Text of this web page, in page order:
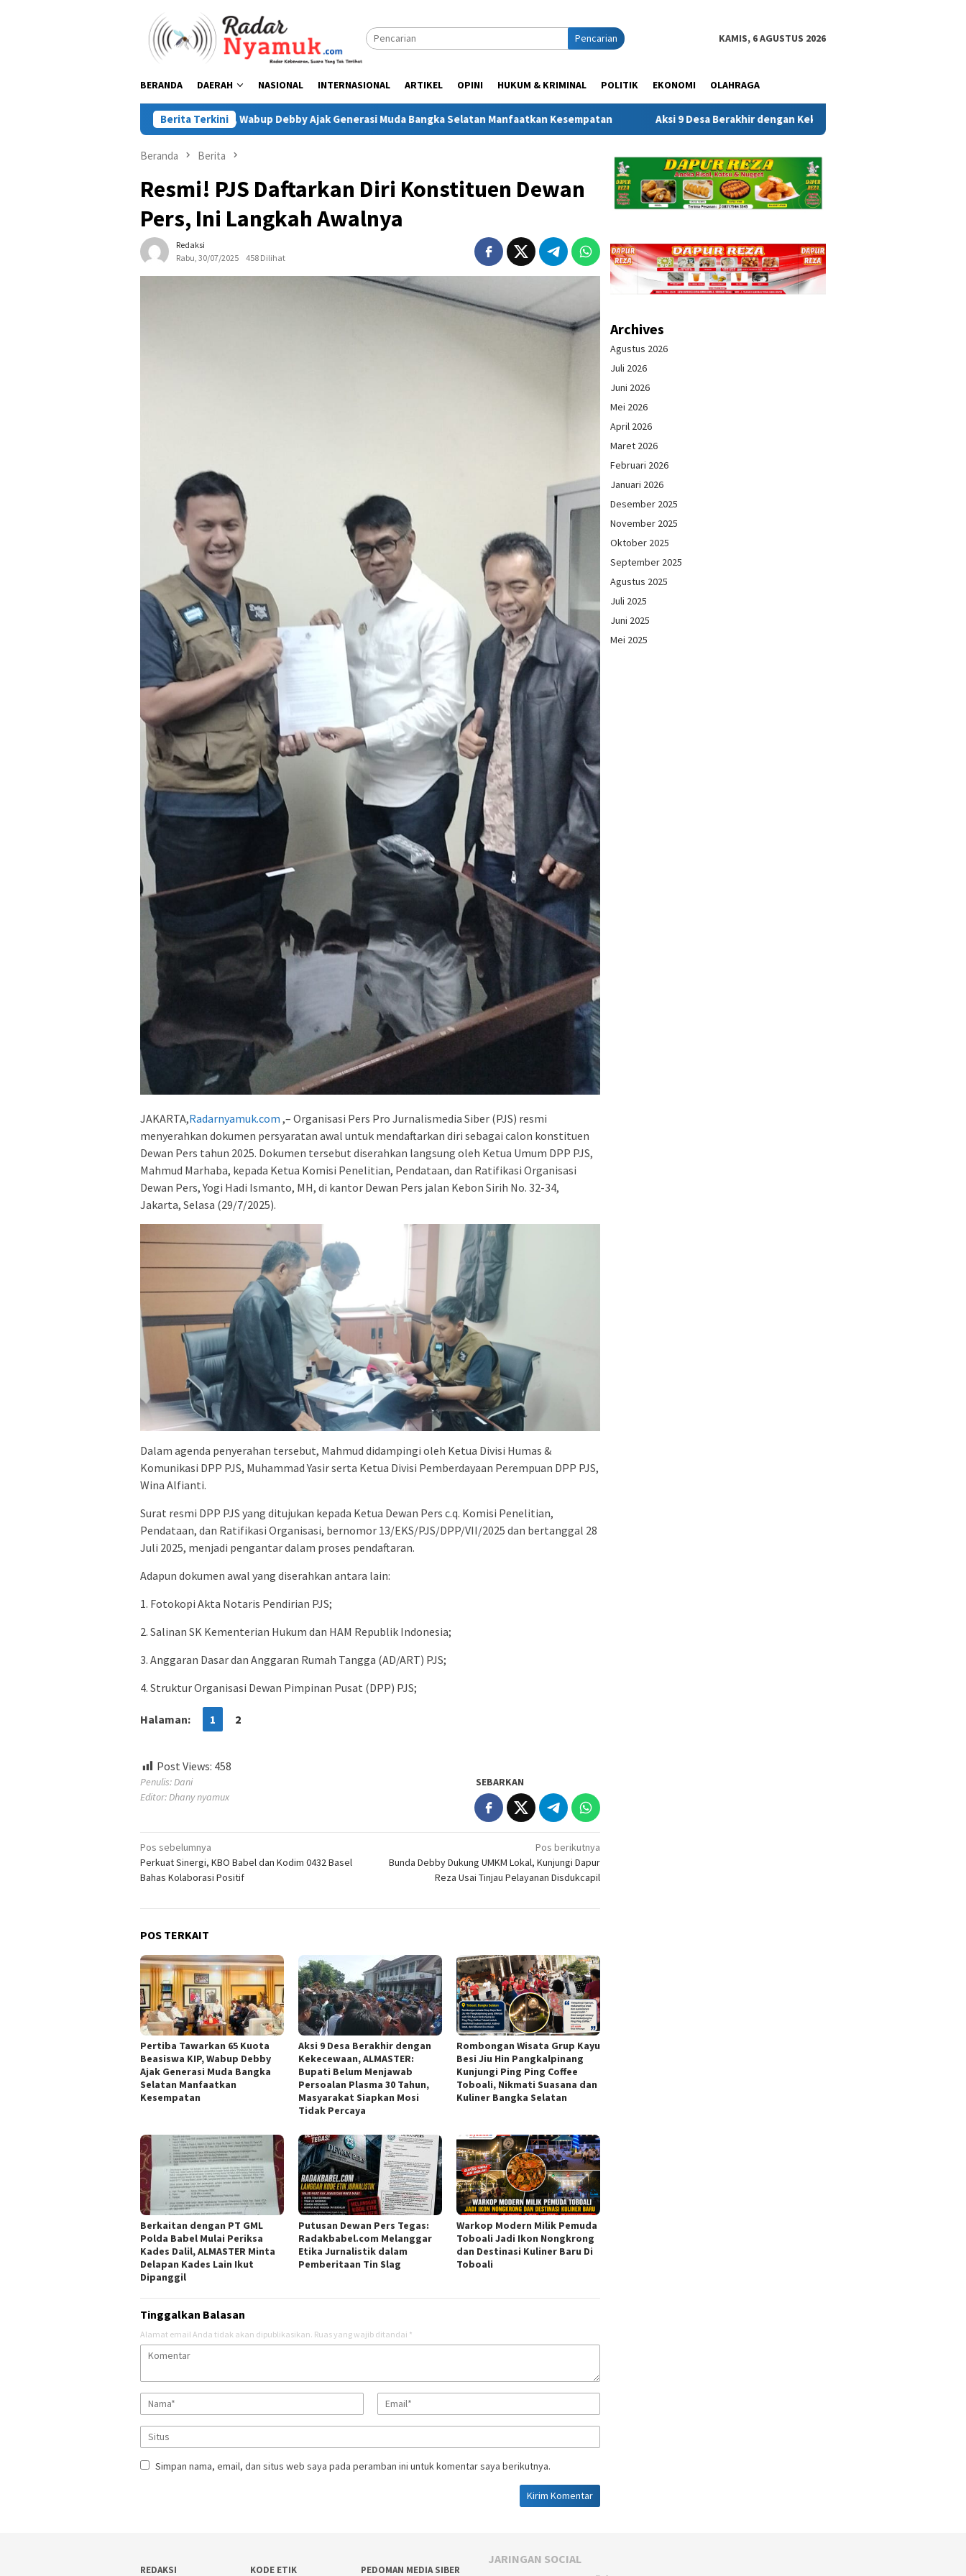
Pencarian KAMIS, 6 AGUSTUS 2026
BERANDA DAERAH NASIONAL INTERNASIONAL ARTIKEL OPINI HUKUM & KRIMINAL POLITIK EKONOMI OLAHRAGA
Berita Terkini
Kuota Beasiswa KIP, Wabup Debby Ajak Generasi Muda Bangka Selatan Manfaatkan Kesempatan Aksi 9 Desa Berakhir dengan Kekecewaan, ALMASTER: Bupati Belum Menjawab
Beranda Berita
Resmi! PJS Daftarkan Diri Konstituen Dewan
Pers, Ini Langkah Awalnya
Redaksi
Rabu, 30/07/2025
458 Dilihat
JAKARTA,Radarnyamuk.com ,– Organisasi Pers Pro Jurnalismedia Siber (PJS) resmi
menyerahkan dokumen persyaratan awal untuk mendaftarkan diri sebagai calon konstituen
Dewan Pers tahun 2025. Dokumen tersebut diserahkan langsung oleh Ketua Umum DPP PJS,
Mahmud Marhaba, kepada Ketua Komisi Penelitian, Pendataan, dan Ratifikasi Organisasi
Dewan Pers, Yogi Hadi Ismanto, MH, di kantor Dewan Pers jalan Kebon Sirih No. 32-34,
Jakarta, Selasa (29/7/2025).
Dalam agenda penyerahan tersebut, Mahmud didampingi oleh Ketua Divisi Humas &
Komunikasi DPP PJS, Muhammad Yasir serta Ketua Divisi Pemberdayaan Perempuan DPP PJS,
Wina Alfianti.
Surat resmi DPP PJS yang ditujukan kepada Ketua Dewan Pers c.q. Komisi Penelitian,
Pendataan, dan Ratifikasi Organisasi, bernomor 13/EKS/PJS/DPP/VII/2025 dan bertanggal 28
Juli 2025, menjadi pengantar dalam proses pendaftaran.
Adapun dokumen awal yang diserahkan antara lain:
1. Fotokopi Akta Notaris Pendirian PJS;
2. Salinan SK Kementerian Hukum dan HAM Republik Indonesia;
3. Anggaran Dasar dan Anggaran Rumah Tangga (AD/ART) PJS;
4. Struktur Organisasi Dewan Pimpinan Pusat (DPP) PJS;
Halaman: 1 2
Post Views: 458
Penulis: Dani
Editor: Dhany nyamux
SEBARKAN
Navigasi
pos
Pos sebelumnya
Perkuat Sinergi, KBO Babel dan Kodim 0432 Basel
Bahas Kolaborasi Positif
Pos berikutnya
Bunda Debby Dukung UMKM Lokal, Kunjungi Dapur
Reza Usai Tinjau Pelayanan Disdukcapil
POS TERKAIT
Pertiba Tawarkan 65 Kuota
Beasiswa KIP, Wabup Debby
Ajak Generasi Muda Bangka
Selatan Manfaatkan
Kesempatan
Aksi 9 Desa Berakhir dengan
Kekecewaan, ALMASTER:
Bupati Belum Menjawab
Persoalan Plasma 30 Tahun,
Masyarakat Siapkan Mosi
Tidak Percaya
Rombongan Wisata Grup Kayu
Besi Jiu Hin Pangkalpinang
Kunjungi Ping Ping Coffee
Toboali, Nikmati Suasana dan
Kuliner Bangka Selatan
Berkaitan dengan PT GML
Polda Babel Mulai Periksa
Kades Dalil, ALMASTER Minta
Delapan Kades Lain Ikut
Dipanggil
Putusan Dewan Pers Tegas:
Radakbabel.com Melanggar
Etika Jurnalistik dalam
Pemberitaan Tin Slag
Warkop Modern Milik Pemuda
Toboali Jadi Ikon Nongkrong
dan Destinasi Kuliner Baru Di
Toboali
Tinggalkan Balasan
Alamat email Anda tidak akan dipublikasikan. Ruas yang wajib ditandai *
Simpan nama, email, dan situs web saya pada peramban ini untuk komentar saya berikutnya.
Archives
Agustus 2026
Juli 2026
Juni 2026
Mei 2026
April 2026
Maret 2026
Februari 2026
Januari 2026
Desember 2025
November 2025
Oktober 2025
September 2025
Agustus 2025
Juli 2025
Juni 2025
Mei 2025
REDAKSI KODE ETIK PEDOMAN MEDIA SIBER
JARINGAN SOCIAL